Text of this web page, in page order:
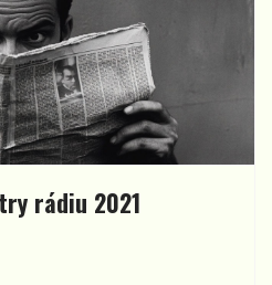
rádiu 2021